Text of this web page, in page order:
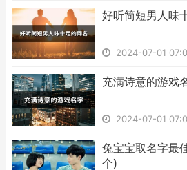
好听简短男人味
2024-07-01
充满诗意的游戏
2024-07-01
兔宝宝取名字最
个)